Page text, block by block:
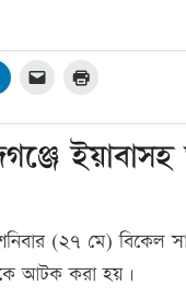
(২৭ মে) বিকেল
আটক করা হয়।